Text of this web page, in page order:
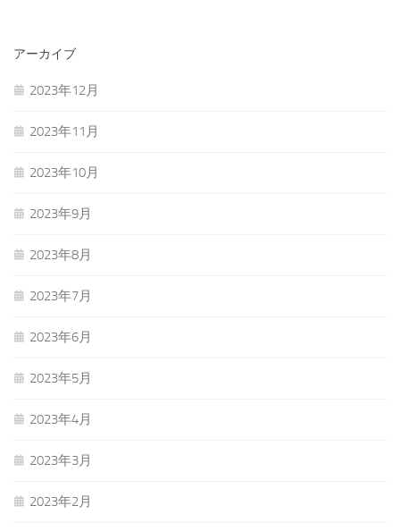
アーカイブ
2023年12月
2023年11月
2023年10月
2023年9月
2023年8月
2023年7月
2023年6月
2023年5月
2023年4月
2023年3月
2023年2月